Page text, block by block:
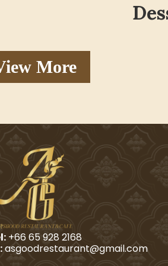
More
+66 65 928 2168
asgoodrestaurant@gmail.com